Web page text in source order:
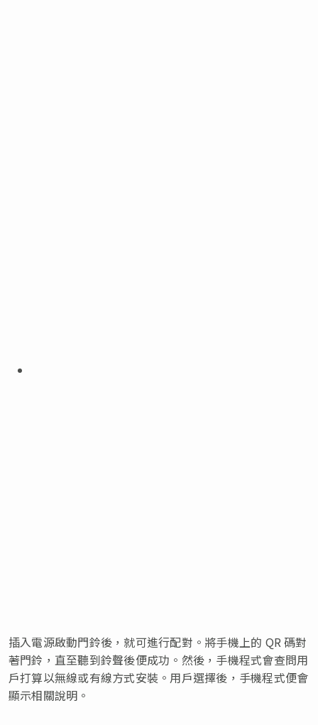
插入電源啟動門鈴後，就可進行配對。將手機上的 QR 碼對
著門鈴，直至聽到鈴聲後便成功。然後，手機程式會查問用
戶打算以無線或有線方式安裝。用戶選擇後，手機程式便會
顯示相關說明。